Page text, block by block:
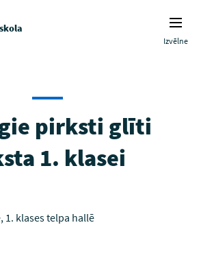
Izvēlne
pirksti glīti
1. klasei
1. klases telpa hallē